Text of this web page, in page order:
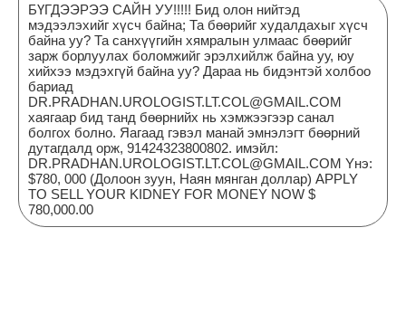
БҮГДЭЭРЭЭ САЙН УУ!!!!! Бид олон нийтэд
мэдээлэхийг хүсч байна; Та бөөрийг худалдахыг хүсч
байна уу? Та санхүүгийн хямралын улмаас бөөрийг
зарж борлуулах боломжийг эрэлхийлж байна уу, юу
хийхээ мэдэхгүй байна уу? Дараа нь бидэнтэй холбоо
бариад
DR.PRADHAN.UROLOGIST.LT.COL@GMAIL.COM
хаягаар бид танд бөөрнийх нь хэмжээгээр санал
болгох болно. Яагаад гэвэл манай эмнэлэгт бөөрний
дутагдалд орж, 91424323800802. имэйл:
DR.PRADHAN.UROLOGIST.LT.COL@GMAIL.COM Yнэ:
$780, 000 (Долоон зуун, Наян мянган доллар) APPLY
TO SELL YOUR KIDNEY FOR MONEY NOW $
780,000.00